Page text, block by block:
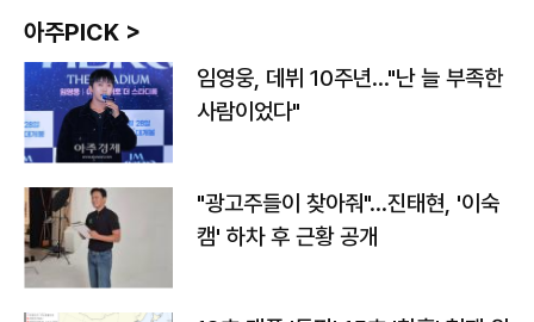
아주PICK >
임영웅, 데뷔 10주년…"난 늘 부족한
사람이었다"
"광고주들이 찾아줘"…진태현, '이숙
캠' 하차 후 근황 공개